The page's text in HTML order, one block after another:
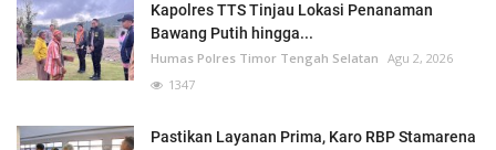
Kapolres TTS Tinjau Lokasi Penanaman
Bawang Putih hingga...
Humas Polres Timor Tengah Selatan Agu 2, 2026
1347
Pastikan Layanan Prima, Karo RBP Stamarena